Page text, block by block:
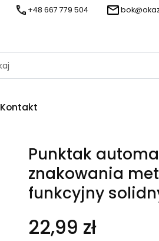
+48 667 779 504
Kontakt
Punktak
znakowania
funkcyjny
22,99 zł